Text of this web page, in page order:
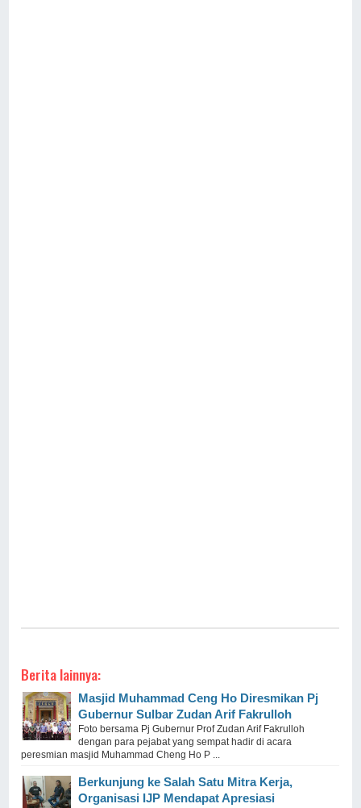
Berita lainnya:
Masjid Muhammad Ceng Ho Diresmikan Pj
Gubernur Sulbar Zudan Arif Fakrulloh
Foto bersama Pj Gubernur Prof Zudan Arif Fakrulloh
dengan para pejabat yang sempat hadir di acara
peresmian masjid Muhammad Cheng Ho P ...
Berkunjung ke Salah Satu Mitra Kerja,
Organisasi IJP Mendapat Apresiasi